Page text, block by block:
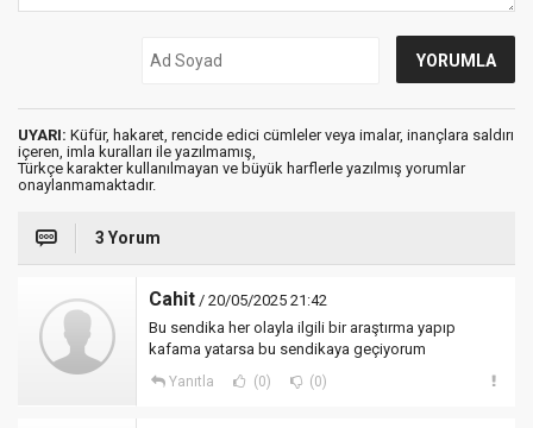
UYARI: Küfür, hakaret, rencide edici cümleler veya imalar, inançlara saldırı
içeren, imla kuralları ile yazılmamış,
Türkçe karakter kullanılmayan ve büyük harflerle yazılmış yorumlar
onaylanmamaktadır.
3 Yorum
Cahit / 20/05/2025 21:42
Bu sendika her olayla ilgili bir araştırma yapıp
kafama yatarsa bu sendikaya geçiyorum
Yanıtla (0) (0)